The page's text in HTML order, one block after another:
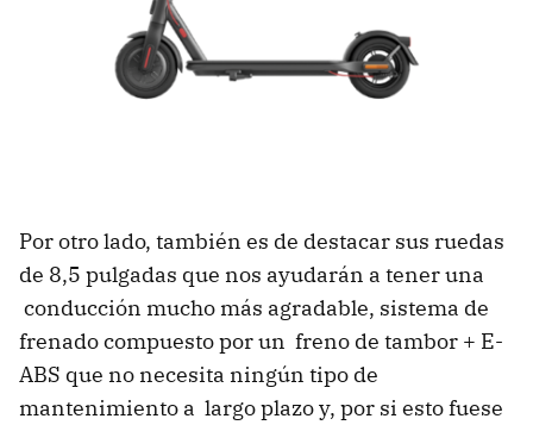
Por otro lado, también es de destacar sus ruedas
de 8,5 pulgadas que nos ayudarán a tener una
conducción mucho más agradable, sistema de
frenado compuesto por un freno de tambor + E-
ABS que no necesita ningún tipo de
mantenimiento a largo plazo y, por si esto fuese